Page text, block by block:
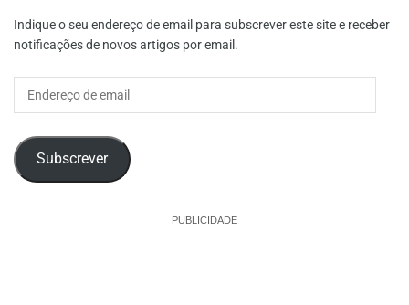
Indique o seu endereço de email para subscrever este site e receber
notificações de novos artigos por email.
Endereço
Subscrever
PUBLICIDADE